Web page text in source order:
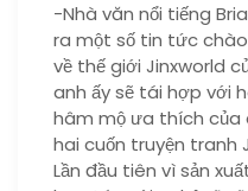
-Nhà văn nổi tiếng
ra một số tin tức
về thế giới Jinxworld
anh ấy sẽ tái hợp với
hâm mộ ưa thích của
hai cuốn truyện tranh
Lần đầu tiên vì sản